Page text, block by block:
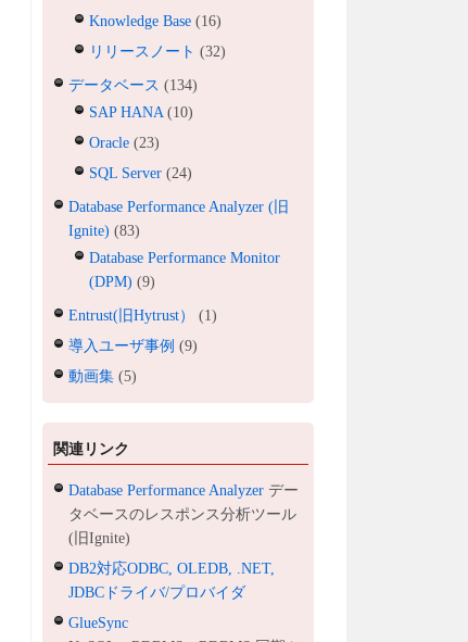
Knowledge Base (16)
リリースノート (32)
データベース (134)
SAP HANA (10)
Oracle (23)
SQL Server (24)
Database Performance Analyzer (旧
Ignite) (83)
Database Performance Monitor
(DPM) (9)
Entrust(旧Hytrust）
(1)
導入ユーザ事例 (9)
動画集 (5)
関連リンク
Database Performance Analyzer デー
タベースのレスポンス分析ツール
(旧Ignite)
DB2対応ODBC, OLEDB, .NET,
JDBCドライバ/プロバイダ
GlueSync